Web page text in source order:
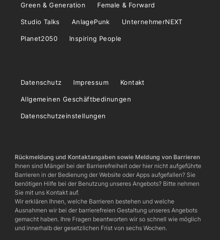
Green & Generation Female & Forward
Studio Talks AnlagePunk UnternehmerNEXT
Planet2050 Inspiring People
Datenschutz Impressum Kontakt
Allgemeinen Geschäftbedinungen
Datenschutzeinstellungen
Rückmeldung und Kontaktangaben sowie Meldung von Barrieren
Ihnen sind Mängel bei der Barrierefreiheit oder hier nicht aufgeführte
Barrieren in der Bedienung der Website oder Apps aufgefallen? Sie
benötigen Hilfe bei der Benutzung unseres Angebots? Bitte nehmen
Sie mit uns Kontakt auf.
Wir erklären Ihnen, welche Barrieren bestehen und welche
Ausnahmen wir bei der barrierefreien Gestaltung unseres Angebots
gemacht haben. Ihre Fragen beantworten wir so schnell wie möglich
und innerhalb der gesetzlichen Frist von sechs Wochen.